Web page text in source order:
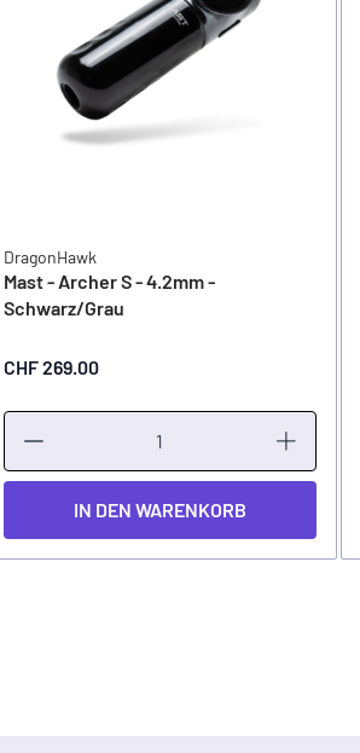
DragonHawk
Mast - Archer S - 4.2mm -
Schwarz/Grau
CHF 269.00
IN DEN WARENKORB